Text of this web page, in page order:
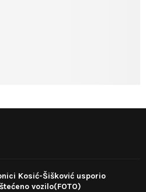
Kosić-Šišković usporio
vozilo(FOTO)